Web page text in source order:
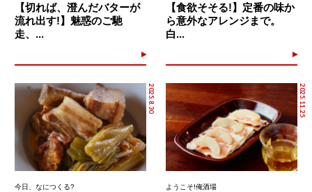
【切れば、澄んだバターが
流れ出す!】魅惑のご馳
走、...
【食欲そそる!】定番の味か
ら意外なアレンジまで。
白...
2025.8.30
今日、なにつくる?
2025.11.25
ようこそ!俺酒場